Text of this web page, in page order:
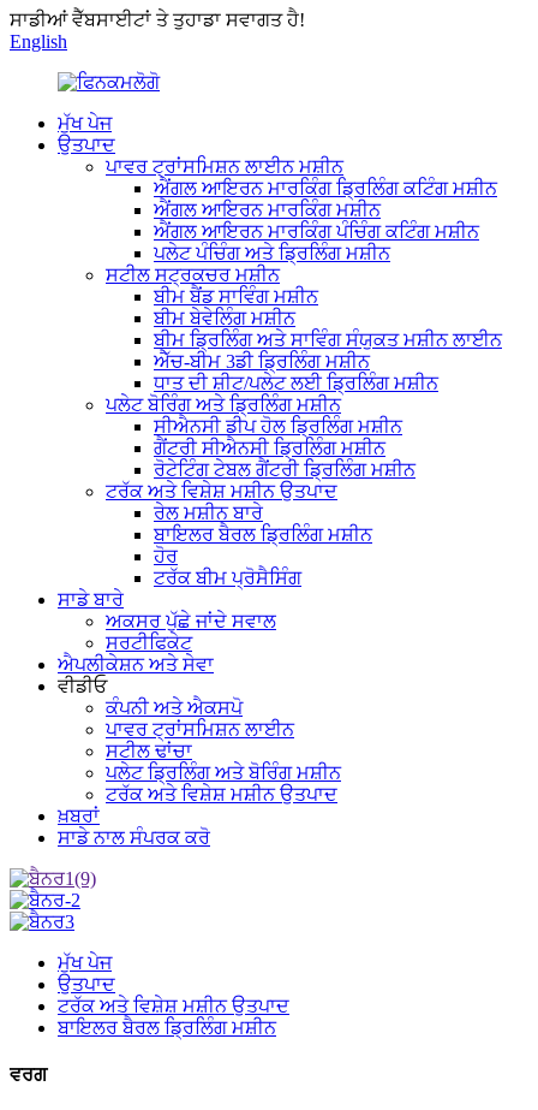
ਸਾਡੀਆਂ ਵੈੱਬਸਾਈਟਾਂ ਤੇ ਤੁਹਾਡਾ ਸਵਾਗਤ ਹੈ!
English
ਮੁੱਖ ਪੇਜ
ਉਤਪਾਦ
ਪਾਵਰ ਟ੍ਰਾਂਸਮਿਸ਼ਨ ਲਾਈਨ ਮਸ਼ੀਨ
ਐਂਗਲ ਆਇਰਨ ਮਾਰਕਿੰਗ ਡ੍ਰਿਲਿੰਗ ਕਟਿੰਗ ਮਸ਼ੀਨ
ਐਂਗਲ ਆਇਰਨ ਮਾਰਕਿੰਗ ਮਸ਼ੀਨ
ਐਂਗਲ ਆਇਰਨ ਮਾਰਕਿੰਗ ਪੰਚਿੰਗ ਕਟਿੰਗ ਮਸ਼ੀਨ
ਪਲੇਟ ਪੰਚਿੰਗ ਅਤੇ ਡ੍ਰਿਲਿੰਗ ਮਸ਼ੀਨ
ਸਟੀਲ ਸਟ੍ਰਕਚਰ ਮਸ਼ੀਨ
ਬੀਮ ਬੈਂਡ ਸਾਵਿੰਗ ਮਸ਼ੀਨ
ਬੀਮ ਬੇਵੇਲਿੰਗ ਮਸ਼ੀਨ
ਬੀਮ ਡ੍ਰਿਲਿੰਗ ਅਤੇ ਸਾਵਿੰਗ ਸੰਯੁਕਤ ਮਸ਼ੀਨ ਲਾਈਨ
ਐੱਚ-ਬੀਮ 3ਡੀ ਡ੍ਰਿਲਿੰਗ ਮਸ਼ੀਨ
ਧਾਤ ਦੀ ਸ਼ੀਟ/ਪਲੇਟ ਲਈ ਡ੍ਰਿਲਿੰਗ ਮਸ਼ੀਨ
ਪਲੇਟ ਬੋਰਿੰਗ ਅਤੇ ਡ੍ਰਿਲਿੰਗ ਮਸ਼ੀਨ
ਸੀਐਨਸੀ ਡੀਪ ਹੋਲ ਡ੍ਰਿਲਿੰਗ ਮਸ਼ੀਨ
ਗੈਂਟਰੀ ਸੀਐਨਸੀ ਡ੍ਰਿਲਿੰਗ ਮਸ਼ੀਨ
ਰੋਟੇਟਿੰਗ ਟੇਬਲ ਗੈਂਟਰੀ ਡ੍ਰਿਲਿੰਗ ਮਸ਼ੀਨ
ਟਰੱਕ ਅਤੇ ਵਿਸ਼ੇਸ਼ ਮਸ਼ੀਨ ਉਤਪਾਦ
ਰੇਲ ਮਸ਼ੀਨ ਬਾਰੇ
ਬਾਇਲਰ ਬੈਰਲ ਡ੍ਰਿਲਿੰਗ ਮਸ਼ੀਨ
ਹੋਰ
ਟਰੱਕ ਬੀਮ ਪ੍ਰੋਸੈਸਿੰਗ
ਸਾਡੇ ਬਾਰੇ
ਅਕਸਰ ਪੁੱਛੇ ਜਾਂਦੇ ਸਵਾਲ
ਸਰਟੀਫਿਕੇਟ
ਐਪਲੀਕੇਸ਼ਨ ਅਤੇ ਸੇਵਾ
ਵੀਡੀਓ
ਕੰਪਨੀ ਅਤੇ ਐਕਸਪੋ
ਪਾਵਰ ਟ੍ਰਾਂਸਮਿਸ਼ਨ ਲਾਈਨ
ਸਟੀਲ ਢਾਂਚਾ
ਪਲੇਟ ਡ੍ਰਿਲਿੰਗ ਅਤੇ ਬੋਰਿੰਗ ਮਸ਼ੀਨ
ਟਰੱਕ ਅਤੇ ਵਿਸ਼ੇਸ਼ ਮਸ਼ੀਨ ਉਤਪਾਦ
ਖ਼ਬਰਾਂ
ਸਾਡੇ ਨਾਲ ਸੰਪਰਕ ਕਰੋ
ਮੁੱਖ ਪੇਜ
ਉਤਪਾਦ
ਟਰੱਕ ਅਤੇ ਵਿਸ਼ੇਸ਼ ਮਸ਼ੀਨ ਉਤਪਾਦ
ਬਾਇਲਰ ਬੈਰਲ ਡ੍ਰਿਲਿੰਗ ਮਸ਼ੀਨ
ਵਰਗ